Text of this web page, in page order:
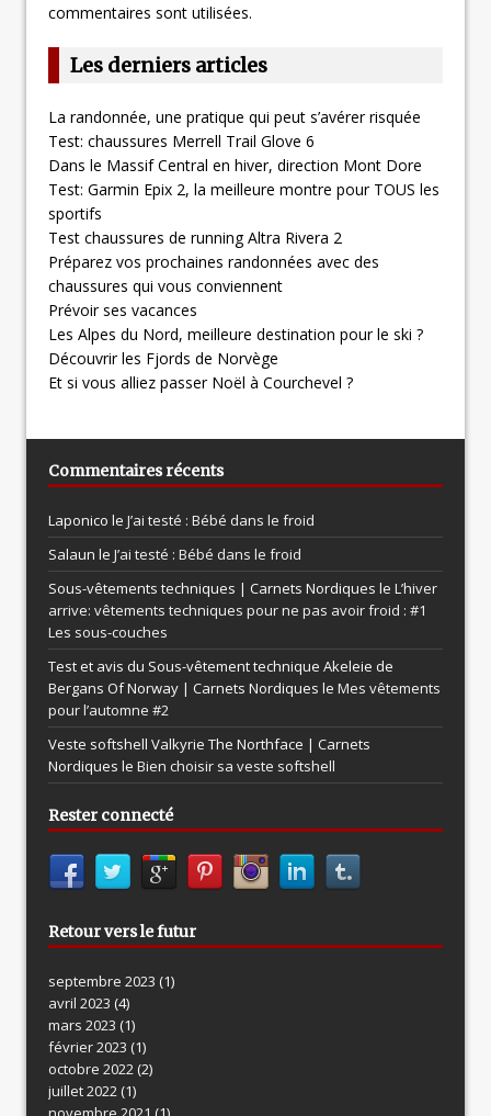
commentaires sont utilisées.
Les derniers articles
La randonnée, une pratique qui peut s’avérer risquée
Test: chaussures Merrell Trail Glove 6
Dans le Massif Central en hiver, direction Mont Dore
Test: Garmin Epix 2, la meilleure montre pour TOUS les
sportifs
Test chaussures de running Altra Rivera 2
Préparez vos prochaines randonnées avec des
chaussures qui vous conviennent
Prévoir ses vacances
Les Alpes du Nord, meilleure destination pour le ski ?
Découvrir les Fjords de Norvège
Et si vous alliez passer Noël à Courchevel ?
Commentaires récents
Laponico le J’ai testé : Bébé dans le froid
Salaun le J’ai testé : Bébé dans le froid
Sous-vêtements techniques | Carnets Nordiques le L’hiver
arrive: vêtements techniques pour ne pas avoir froid : #1
Les sous-couches
Test et avis du Sous-vêtement technique Akeleie de
Bergans Of Norway | Carnets Nordiques le Mes vêtements
pour l’automne #2
Veste softshell Valkyrie The Northface | Carnets
Nordiques le Bien choisir sa veste softshell
Rester connecté
Retour vers le futur
septembre 2023 (1)
avril 2023 (4)
mars 2023 (1)
février 2023 (1)
octobre 2022(2)
juillet 2022(1)